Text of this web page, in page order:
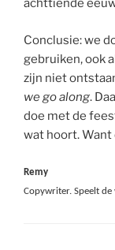
achttiende
Conclusie: we
gebruiken, ook
zijn niet
we go along.
doe met de
wat hoort.
Remy
Copywriter. Speelt